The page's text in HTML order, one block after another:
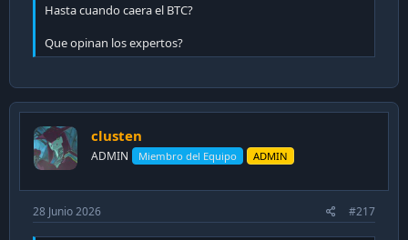
Hasta cuando caera el BTC?
Que opinan los expertos?
clusten
ADMIN Miembro del Equipo ADMIN
28 Junio 2026 #217